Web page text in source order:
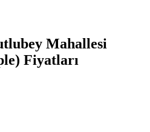
Mahallesi
Fiyatları